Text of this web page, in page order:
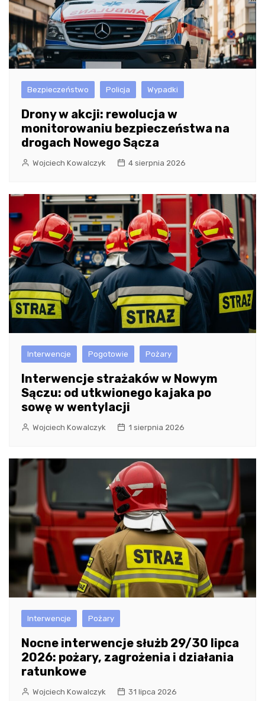
Bezpieczeństwo Policja Wypadki
Drony w akcji: rewolucja w
monitorowaniu bezpieczeństwa na
drogach Nowego Sącza
Wojciech Kowalczyk 4 sierpnia 2026
Interwencje Pogotowie Pożary
Interwencje strażaków w Nowym
Sączu: od utkwionego kajaka po
sowę w wentylacji
Wojciech Kowalczyk 1 sierpnia 2026
Interwencje Pożary
Nocne interwencje służb 29/30 lipca
2026: pożary, zagrożenia i działania
ratunkowe
Wojciech Kowalczyk 31 lipca 2026